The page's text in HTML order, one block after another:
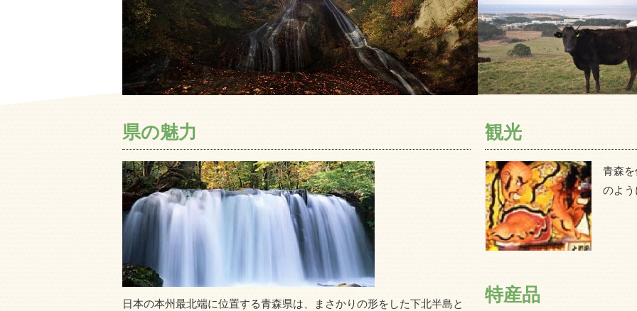
県の魅力
日本の本州最北端に位置する青森県は、まさかりの形をした下北半島と
観光
青森
のよ
特産品